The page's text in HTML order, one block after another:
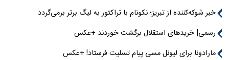
خبر شوکه‌کننده از تبریز؛ نکونام با تراکتور به لیگ برتر برمی‌گردد
رسمی| خریدهای استقلال برگشت خوردند +عکس
مارادونا برای لیونل مسی پیام تسلیت فرستاد! +عکس